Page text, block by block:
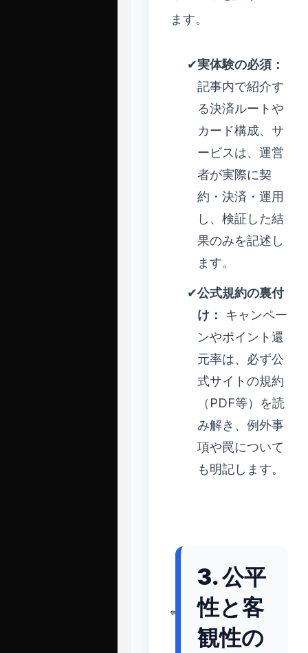
ます。
✔実体験の必須：
記事内で紹介す
る決済ルートや
カード構成、サ
ービスは、運営
者が実際に契
約・決済・運用
し、検証した結
果のみを記述し
ます。
✔公式規約の裏付
け：
キャンペー
ンやポイント還
元率は、必ず公
式サイトの規約
（PDF等）を読
み解き、例外事
項や罠について
も明記します。
3. 公平
性と客
観性の